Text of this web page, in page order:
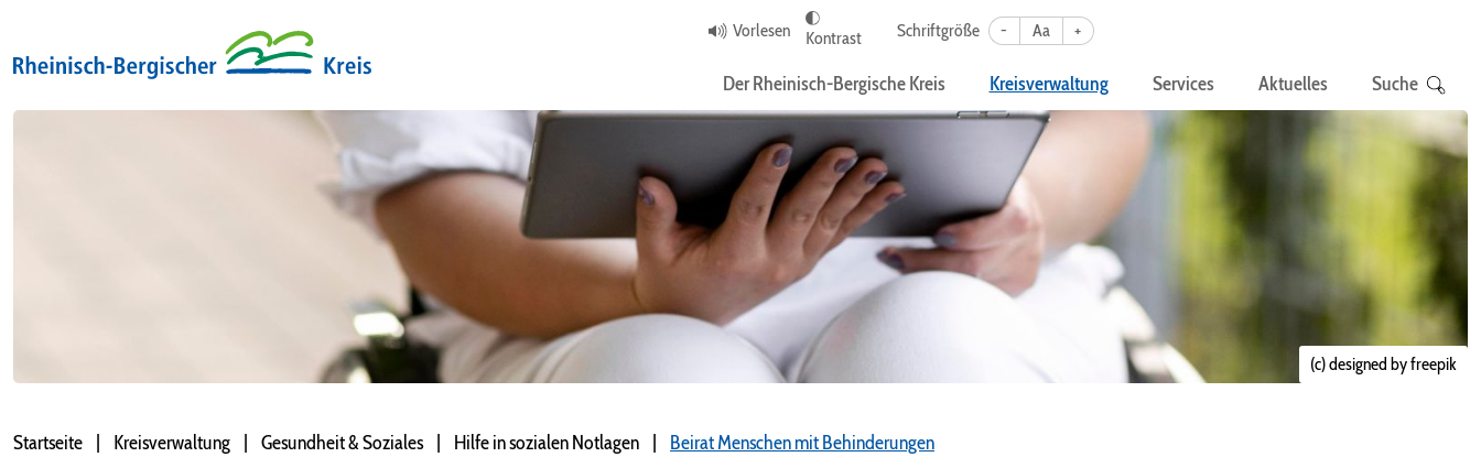
Vorlesen Kontrast Schriftgröße - Aa +
Der Rheinisch-Bergische Kreis Kreisverwaltung Services Aktuelles Suche
(c) designed by freepik
Startseite Kreisverwaltung Gesundheit & Soziales Hilfe in sozialen Notlagen Beirat Menschen mit Behinderungen